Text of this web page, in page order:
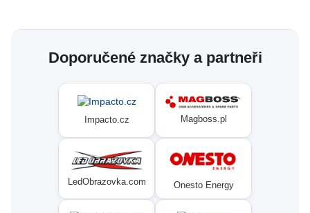
Doporučené značky a partneři
Impacto.cz Magboss.pl
LedObrazovka.com Onesto Energy